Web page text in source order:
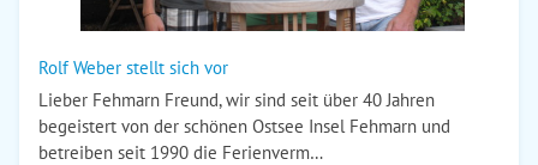
Rolf Weber stellt sich vor
Lieber Fehmarn Freund, wir sind seit über 40 Jahren
begeistert von der schönen Ostsee Insel Fehmarn und
betreiben seit 1990 die Ferienverm…